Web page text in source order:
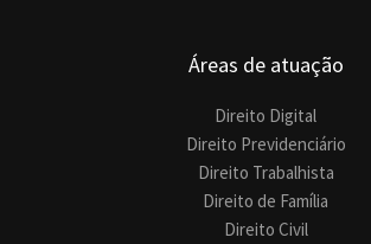
Áreas de atuação
Direito Digital
Direito Previdenciário
Direito Trabalhista
Direito de Família
Direito Civil